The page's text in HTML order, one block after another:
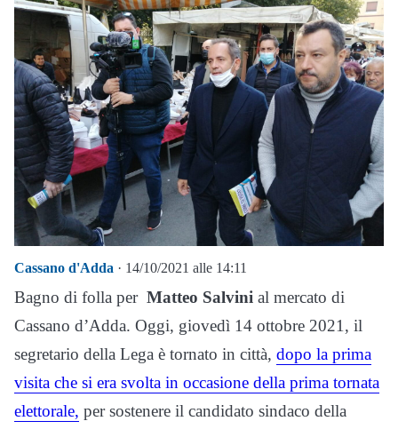
Cassano d'Adda · 14/10/2021 alle 14:11
Bagno di folla per Matteo Salvini al mercato di
Cassano d’Adda. Oggi, giovedì 14 ottobre 2021, il
segretario della Lega è tornato in città, dopo la prima
visita che si era svolta in occasione della prima tornata
elettorale, per sostenere il candidato sindaco della